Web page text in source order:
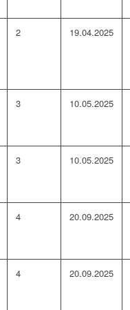
2 19.04.2025
3 10.05.2025
3 10.05.2025
4 20.09.2025
4 20.09.2025